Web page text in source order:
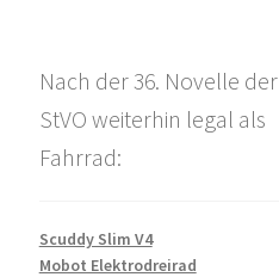
Nach der 36. Novelle der
StVO weiterhin legal als
Fahrrad:
Scuddy Slim V4
Mobot Elektrodreirad